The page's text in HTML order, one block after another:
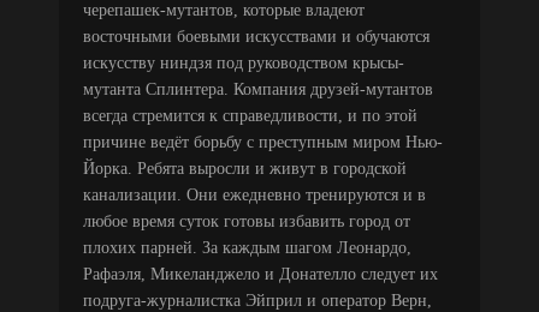
черепашек-мутантов, которые владеют
восточными боевыми искусствами и обучаются
искусству ниндзя под руководством крысы-
мутанта Сплинтера. Компания друзей-мутантов
всегда стремится к справедливости, и по этой
причине ведёт борьбу с преступным миром Нью-
Йорка. Ребята выросли и живут в городской
канализации. Они ежедневно тренируются и в
любое время суток готовы избавить город от
плохих парней. За каждым шагом Леонардо,
Рафаэля, Микеланджело и Донателло следует их
подруга-журналистка Эйприл и оператор Верн,